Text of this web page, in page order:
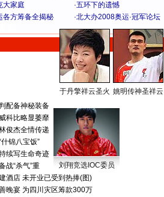
大家庭 ·五环下的遗憾
各方筹备全揭秘 ·北大办2008奥运·冠军论坛
于丹擎祥云圣火 姚明传神圣祥云
配备神秘装备
科比略显萎靡
俊杰全情传递
锦八宝饭”
续写生命奇迹
战“杀气”重
刘翔竞选IOC委员
酒店 未开业已受到热捧(图)
晚宴 为四川灾区筹款300万